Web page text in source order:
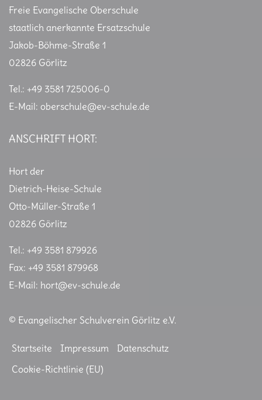
Freie Evangelische Oberschule
staatlich anerkannte Ersatzschule
Jakob-Böhme-Straße 1
02826 Görlitz
Tel.: +49 3581 725006-0
E-Mail: oberschule@ev-schule.de
ANSCHRIFT HORT:
Hort der
Dietrich-Heise-Schule
Otto-Müller-Straße 1
02826 Görlitz
Tel.: +49 3581 879926
Fax: +49 3581 879968
E-Mail: hort@ev-schule.de
© Evangelischer Schulverein Görlitz e.V.
Startseite Impressum
Datenschutz
Cookie-Richtlinie (EU)